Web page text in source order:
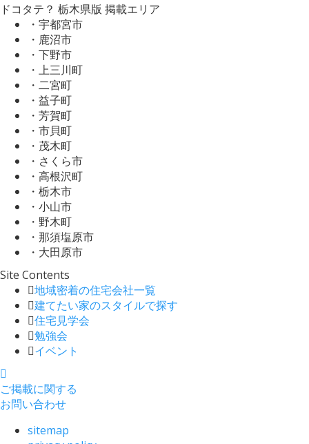
ドコタテ？ 栃木県版 掲載エリア
・宇都宮市
・鹿沼市
・下野市
・上三川町
・二宮町
・益子町
・芳賀町
・市貝町
・茂木町
・さくら市
・高根沢町
・栃木市
・小山市
・野木町
・那須塩原市
・大田原市
Site Contents
地域密着の住宅会社一覧
建てたい家のスタイルで探す
住宅見学会
勉強会
イベント
ご掲載に関する
お問い合わせ
sitemap